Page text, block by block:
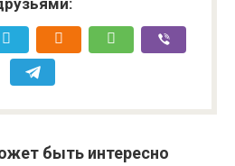
быть интересно